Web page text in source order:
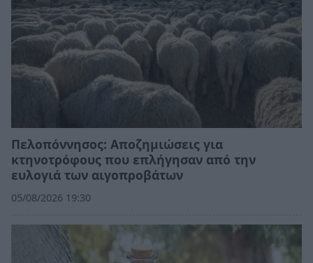
Πελοπόννησος: Αποζημιώσεις για
κτηνοτρόφους που επλήγησαν από την
ευλογιά των αιγοπροβάτων
05/08/2026 19:30